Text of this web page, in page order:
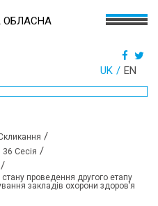
ОБЛАСНА
UK EN
/
36 Сесія /
/
проведення другого етапу
закладів охорони здоров’я